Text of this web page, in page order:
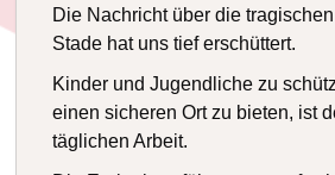
Die Nachricht über die
Stade hat uns tief erschüttert.
Kinder und Jugendliche zu
einen sicheren Ort zu bieten, ist
täglichen Arbeit.